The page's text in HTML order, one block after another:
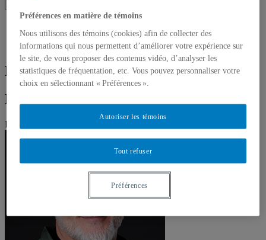
écoles
Mettre à jour votre fiche
François Audet
François Audet
Professeur
Préférences en matière de témoins
Nous utilisons des témoins (cookies) afin de collecter des
informations qui nous permettent d’améliorer votre expérience sur
le site, de vous proposer des contenus vidéo, d’analyser les
statistiques de fréquentation, etc. Vous pouvez personnaliser votre
choix en sélectionnant « Préférences ».
Tout refuser
Autoriser les témoins
Préférences